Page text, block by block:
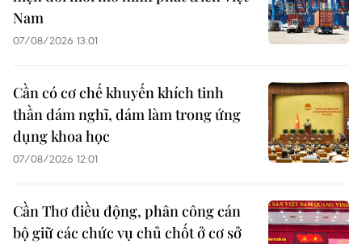
Nam
07/08/2026 13:01
Cần có cơ chế khuyến khích tinh
thần dám nghĩ, dám làm trong ứng
dụng khoa học
07/08/2026 12:01
Cần Thơ điều động, phân công cán
bộ giữ các chức vụ chủ chốt ở cơ sở